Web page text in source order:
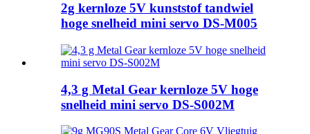
2g kernloze 5V kunststof tandwiel
hoge snelheid mini servo DS-M005
4,3 g Metal Gear kernloze 5V hoge
snelheid mini servo DS-S002M